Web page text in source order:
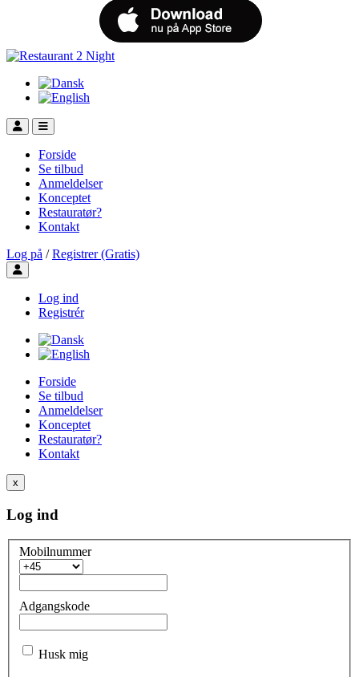
Forside
Se tilbud
Anmeldelser
Konceptet
Restauratør?
Kontakt
Log på / Registrer (Gratis)
Toggle user menu
Log ind
Registrér
Forside
Se tilbud
Anmeldelser
Konceptet
Restauratør?
Kontakt
x
Log ind
Mobilnummer
Adgangskode
Husk mig